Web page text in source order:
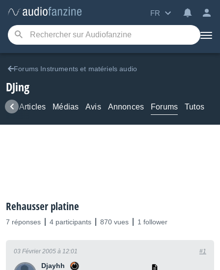
FR
Forums Instruments et matériels audio
DJing
Articles Médias Avis Annonces Forums Tutos
Rehausser platine
7 réponses 4 participants 870 vues 1 follower
Djayhh
03 Février 2005 à 12:01 #1